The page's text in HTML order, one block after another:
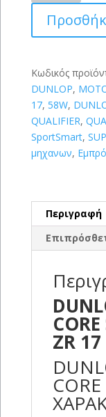
CORE
SPORT
120/70
17
(58W)
ποσότητα
Κωδικός
DUNLOP,
17, 58W,
QUALIFIER,
SportSmart,
μηχανων,
Περιγραφή
ZR